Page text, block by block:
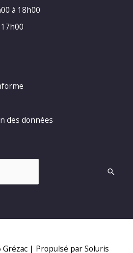
à 18h00
des données
Grézac | Propulsé par Soluris